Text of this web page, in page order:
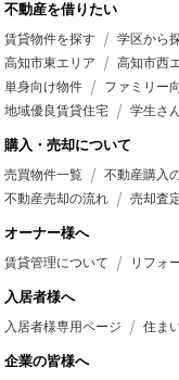
不動産を借りたい
賃貸物件を探す 学区から
高知市東エリア
高知市西
単身向け物件
ファミリー
地域優良賃貸住宅
学生さ
購入・売却について
売買物件一覧 不動産購入
不動産売却の流れ
売却査
オーナー様へ
賃貸管理について リフォ
入居者様へ
入居者様専用ページ 住ま
企業の皆様へ